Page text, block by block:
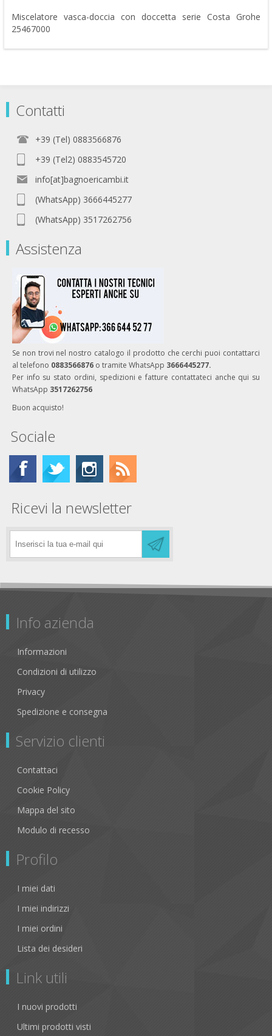
Miscelatore vasca-doccia con doccetta serie Costa Grohe
25467000
Contatti
+39 (Tel) 0883566876
+39 (Tel2) 0883545720
info[at]bagnoericambi.it
(WhatsApp) 3666445277
(WhatsApp) 3517262756
Assistenza
Se non trovi nel nostro catalogo il prodotto che cerchi puoi contattarci
al telefono 0883566876 o tramite WhatsApp 3666445277.
Per info su stato ordini, spedizioni e fatture contattateci anche qui su
WhatsApp 3517262756
Buon acquisto!
Sociale
Ricevi la newsletter
Info azienda
Informazioni
Condizioni di utilizzo
Privacy
Spedizione e consegna
Servizio clienti
Contattaci
Cookie Policy
Mappa del sito
Modulo di recesso
Profilo
I miei dati
I miei indirizzi
I miei ordini
Lista dei desideri
Link utili
I nuovi prodotti
Ultimi prodotti visti